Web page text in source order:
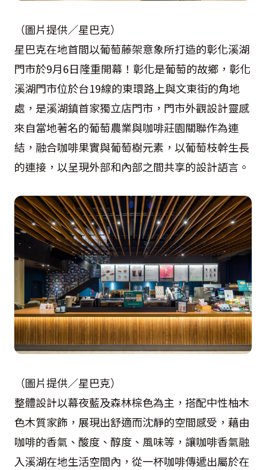
（圖片提供／星巴克）
星巴克在地首間以葡萄藤架意象所打造的彰化溪湖
門市於9月6日隆重開幕！彰化是葡萄的故鄉，彰化
溪湖門市位於台19線的東環路上與文東街的角地
處，是溪湖鎮首家獨立店門市，門市外觀設計靈感
來自當地著名的葡萄農業與咖啡莊園關聯作為連
結，融合咖啡果實與葡萄樹元素，以葡萄枝幹生長
的連接，以呈現外部和內部之間共享的設計語言。
（圖片提供／星巴克）
整體設計以幕夜藍及森林棕色為主，搭配中性柚木
色木質家飾，展現出舒適而沈靜的空間感受，藉由
咖啡的香氣、酸度、醇度、風味等，讓咖啡香氣融
入溪湖在地生活空間內，從一杯咖啡傳遞出屬於在